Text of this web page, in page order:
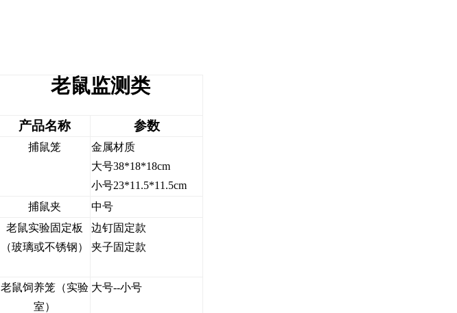
老鼠监测类
产品名称 参数
捕鼠笼
金属材质
大号38*18*18cm
小号23*11.5*11.5cm
捕鼠夹
中号
老鼠实验固定板
（玻璃或不锈钢）
边钉固定款
夹子固定款
老鼠饲养笼（实验
室）
大号--小号